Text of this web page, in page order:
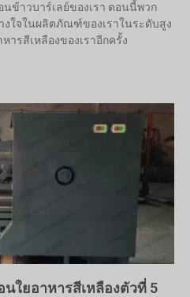
นข้าวบาร์เลย์ของเรา ตอนนี้พวก
งใจในผลิตภัณฑ์ของเราในระดับสูง
ารสีเหลืองของเราอีกครั้ง
ใยอาหารสีเหลืองตัวที่ 5